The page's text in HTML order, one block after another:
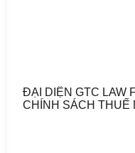
ĐẠI DIỆN GTC LAW
CHÍNH SÁCH THUẾ